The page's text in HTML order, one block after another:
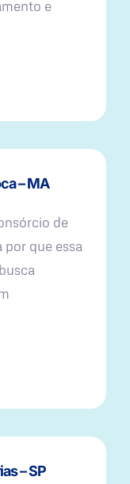
e
– MA
de
por que essa
– SP